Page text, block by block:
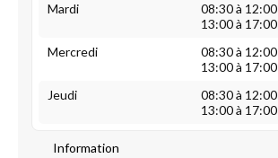
Mardi
08:30 à 12:00
13:00 à 17:00
Mercredi
08:30 à 12:00
13:00 à 17:00
Jeudi
08:30 à 12:00
13:00 à 17:00
Information